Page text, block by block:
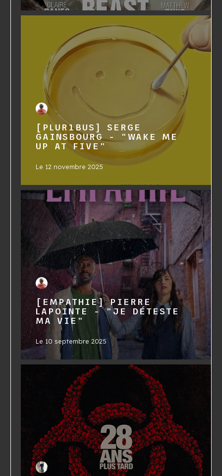
[PLUR1BUS] SERGE
GAINSBOURG - "WAKE ME
UP AT FIVE"
Le 12 novembre 2025
[EMPATHIE] PIERRE
LAPOINTE - "JE DÉTESTE
MA VIE"
Le 10 septembre 2025